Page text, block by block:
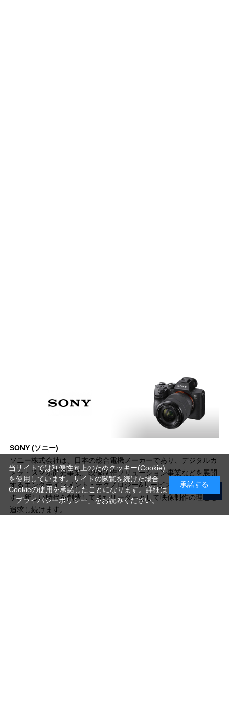
SONY (ソニー)
ソニー株式会社は、日本の総合電機メーカーであり、デジタルカ
メラ・スマホ開発事業、映像制作ソリューション事業などを展開
するエンタテインメント・テクノロジー&サービス事業を担いま
す。新しい時代を創造してきたリーダーとして映像制作の理想を
追求し続けます。
当サイトでは利便性向上のためクッキー(Cookie)
を使用しています。サイトの閲覧を続けた場合
Cookieの使用を承諾したことになります。詳細は
「プライバシーポリシー」をお読みください。
承諾する